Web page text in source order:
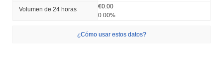
Volumen de 24 horas
€0.00
0.00%
¿Cómo usar estos datos?